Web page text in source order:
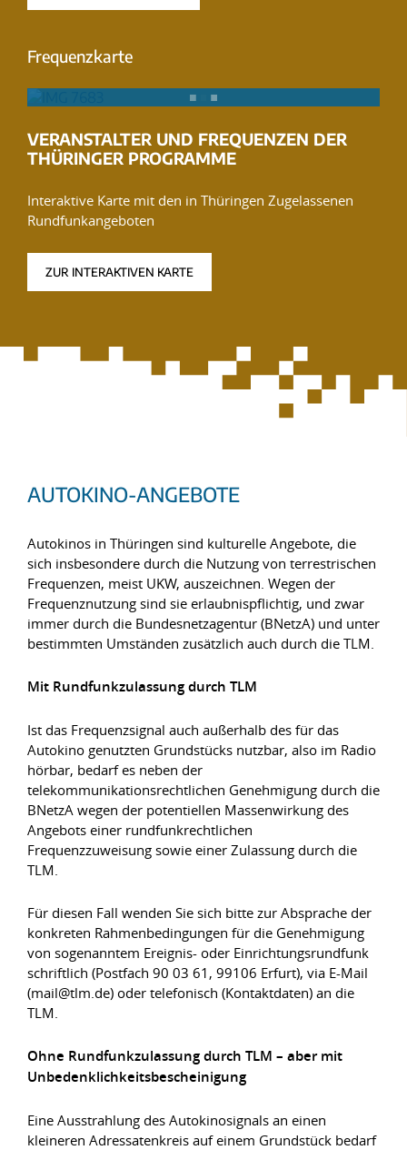
Frequenzkarte
VERANSTALTER UND FREQUENZEN DER
THÜRINGER PROGRAMME
Interaktive Karte mit den in Thüringen Zugelassenen
Rundfunkangeboten
ZUR INTERAKTIVEN KARTE
AUTOKINO-ANGEBOTE
Autokinos in Thüringen sind kulturelle Angebote, die
sich insbesondere durch die Nutzung von terrestrischen
Frequenzen, meist UKW, auszeichnen. Wegen der
Frequenznutzung sind sie erlaubnispflichtig, und zwar
immer durch die Bundesnetzagentur (BNetzA) und unter
bestimmten Umständen zusätzlich auch durch die TLM.
Mit Rundfunkzulassung durch TLM
Ist das Frequenzsignal auch außerhalb des für das
Autokino genutzten Grundstücks nutzbar, also im Radio
hörbar, bedarf es neben der
telekommunikationsrechtlichen Genehmigung durch die
BNetzA wegen der potentiellen Massenwirkung des
Angebots einer rundfunkrechtlichen
Frequenzzuweisung sowie einer Zulassung durch die
TLM.
Für diesen Fall wenden Sie sich bitte zur Absprache der
konkreten Rahmenbedingungen für die Genehmigung
von sogenanntem Ereignis- oder Einrichtungsrundfunk
schriftlich (Postfach 90 03 61, 99106 Erfurt), via E-Mail
(mail@tlm.de) oder telefonisch (Kontaktdaten) an die
TLM.
Ohne Rundfunkzulassung durch TLM – aber mit
Unbedenklichkeitsbescheinigung
Eine Ausstrahlung des Autokinosignals an einen
kleineren Adressatenkreis auf einem Grundstück bedarf